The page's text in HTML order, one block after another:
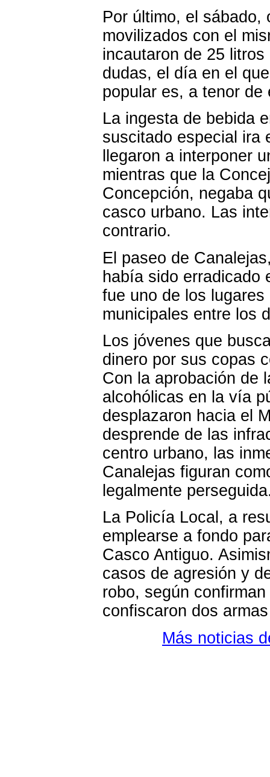
Por último, el sábado,
movilizados con el
incautaron de 25
dudas, el día en el
popular es, a tenor
La ingesta de bebida
suscitado especial ira
llegaron a interponer
mientras que la
Concepción, negaba
casco urbano. Las
contrario.
El paseo de
había sido erradicado
fue uno de los
municipales entre los
Los jóvenes que
dinero por sus copas
Con la aprobación de
alcohólicas en la vía
desplazaron hacia el
desprende de las
centro urbano, las
Canalejas figuran
legalmente
La Policía Local, a
emplearse a fondo
Casco Antiguo.
casos de agresión y
robo, según
confiscaron dos
Más noticias